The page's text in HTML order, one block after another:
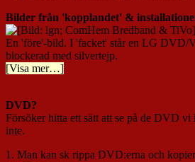
Bilder från 'kopplandet' &
En 'före'-bild. I 'facket' står en LG DVD/
blockerad med silvertejp.
[Visa mer…]
DVD?
Försöker hitta ett sätt att se på de DVD
inte.
1. Man kan sk rippa DVD:erna och